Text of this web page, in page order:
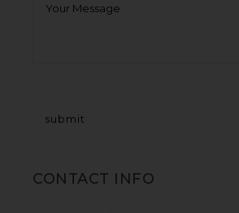
CONTACT INFO